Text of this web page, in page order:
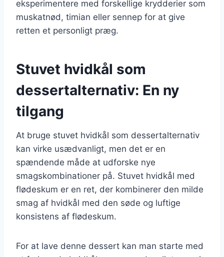
eksperimentere med forskellige krydderier som
muskatnød, timian eller sennep for at give
retten et personligt præg.
Stuvet hvidkål som
dessertalternativ: En ny
tilgang
At bruge stuvet hvidkål som dessertalternativ
kan virke usædvanligt, men det er en
spændende måde at udforske nye
smagskombinationer på. Stuvet hvidkål med
flødeskum er en ret, der kombinerer den milde
smag af hvidkål med den søde og luftige
konsistens af flødeskum.
For at lave denne dessert kan man starte med